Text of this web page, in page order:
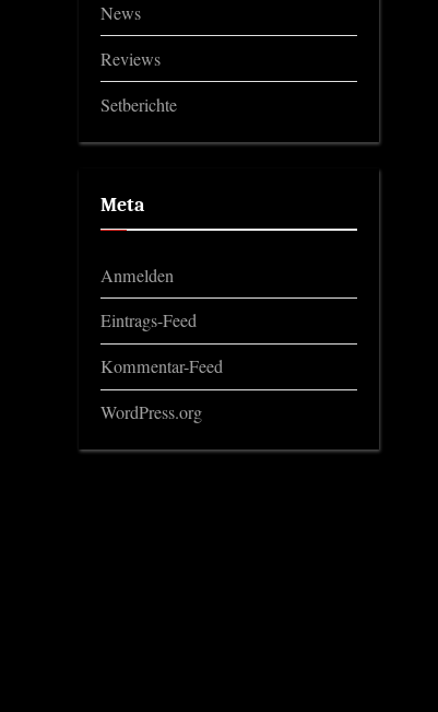
News
Reviews
Setberichte
Meta
Anmelden
Eintrags-Feed
Kommentar-Feed
WordPress.org